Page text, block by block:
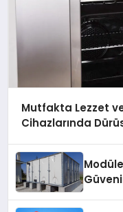
Mutfakta Lezzet
Cihazlarında